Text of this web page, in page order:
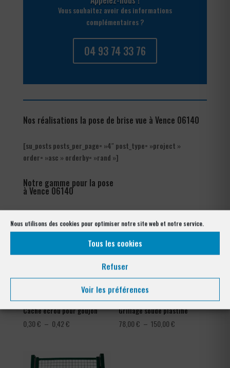
Nous utilisons des cookies pour optimiser notre site web et notre service.
Tous les cookies
Refuser
Voir les préférences
Vous souhaitez avoir des informations
complémentaires ?
04 93 74 33 76
Nos réalisations la pose de brise vue à Vence 06140
[su_posts posts_per_page= »4″ post_type= »project »
order= »asc » orderby= »rand »]
Notre gamme pour la pose
à Vence 06140
Cache écrou pour goujon
0,30€ – 0,42€Plage
0,30 €
Grillage soudé plastifié
78,00€ – 150,00€